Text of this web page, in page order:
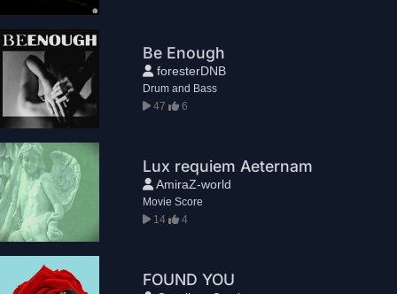
Be Enough
foresterDNB
Drum and Bass
47
6
Lux requiem Aeternam
AmiraZ-world
Movie Score
14
4
FOUND YOU